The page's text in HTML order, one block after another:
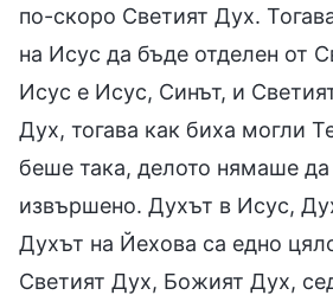
по-скоро Светият Дух.
на Исус да бъде отделен от
Исус е Исус, Синът, и
Дух, тогава как биха могли
беше така, делото нямаше
извършено. Духът в Исус,
Духът на Йехова са едно
Светият Дух, Божият Дух,